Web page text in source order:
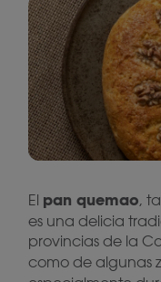
El pan quemao,
es una delicia
provincias de la
como de algunas